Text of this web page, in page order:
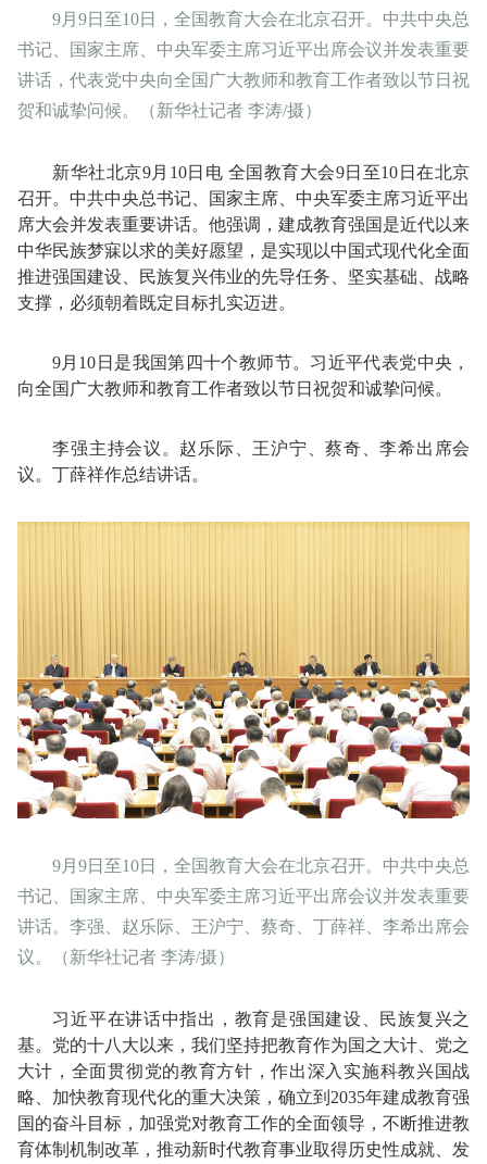
9月9日至10日，全国教育大会在北京召开。中共中央总
书记、国家主席、中央军委主席习近平出席会议并发表重要
讲话，代表党中央向全国广大教师和教育工作者致以节日祝
贺和诚挚问候。（新华社记者 李涛/摄）
新华社北京9月10日电 全国教育大会9日至10日在北京
召开。中共中央总书记、国家主席、中央军委主席习近平出
席大会并发表重要讲话。他强调，建成教育强国是近代以来
中华民族梦寐以求的美好愿望，是实现以中国式现代化全面
推进强国建设、民族复兴伟业的先导任务、坚实基础、战略
支撑，必须朝着既定目标扎实迈进。
9月10日是我国第四十个教师节。习近平代表党中央，
向全国广大教师和教育工作者致以节日祝贺和诚挚问候。
李强主持会议。赵乐际、王沪宁、蔡奇、李希出席会
议。丁薛祥作总结讲话。
9月9日至10日，全国教育大会在北京召开。中共中央总
书记、国家主席、中央军委主席习近平出席会议并发表重要
讲话。李强、赵乐际、王沪宁、蔡奇、丁薛祥、李希出席会
议。（新华社记者 李涛/摄）
习近平在讲话中指出，教育是强国建设、民族复兴之
基。党的十八大以来，我们坚持把教育作为国之大计、党之
大计，全面贯彻党的教育方针，作出深入实施科教兴国战
略、加快教育现代化的重大决策，确立到2035年建成教育强
国的奋斗目标，加强党对教育工作的全面领导，不断推进教
育体制机制改革，推动新时代教育事业取得历史性成就、发